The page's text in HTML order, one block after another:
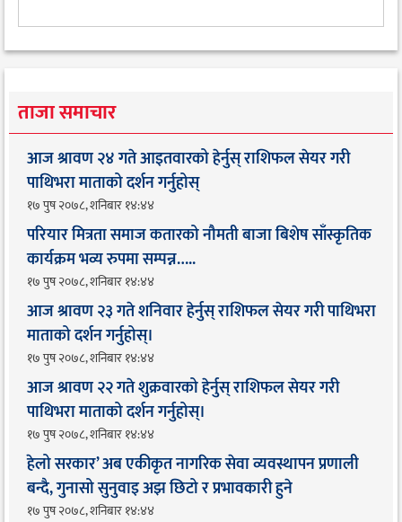
ताजा समाचार
आज श्रावण २४ गते आइतवारको हेर्नुस् राशिफल सेयर गरी
पाथिभरा माताको दर्शन गर्नुहोस्
१७ पुष २०७८, शनिबार १४:४४
परियार मित्रता समाज कतारको नौमती बाजा बिशेष साँस्कृतिक
कार्यक्रम भव्य रुपमा सम्पन्न…..
१७ पुष २०७८, शनिबार १४:४४
आज श्रावण २३ गते शनिवार हेर्नुस् राशिफल सेयर गरी पाथिभरा
माताको दर्शन गर्नुहोस्।
१७ पुष २०७८, शनिबार १४:४४
आज श्रावण २२ गते शुक्रवारको हेर्नुस् राशिफल सेयर गरी
पाथिभरा माताको दर्शन गर्नुहोस्।
१७ पुष २०७८, शनिबार १४:४४
हेलो सरकार’ अब एकीकृत नागरिक सेवा व्यवस्थापन प्रणाली
बन्दै, गुनासो सुनुवाइ अझ छिटो र प्रभावकारी हुने
१७ पुष २०७८, शनिबार १४:४४